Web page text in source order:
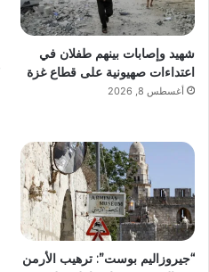
شهيد وإصابات بينهم طفلان في
اعتداءات صهيونية على قطاع غزة
أغسطس 8, 2026
“جيروزاليم بوست”: ترهيب الأرمن